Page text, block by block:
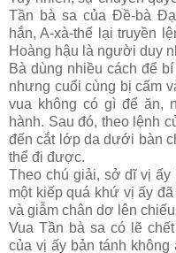
Tần bà sa của Ðề-bà
hắn, A-xà-thế lại truyền
Hoàng hậu là người duy
Bà dùng nhiều cách để
nhưng cuối cùng bị cấm
vua không có gì để ăn,
hành. Sau đó, theo lệnh
đến cắt lớp da dưới bàn
thể đi được.
Theo chú giải, sở dĩ vị
một kiếp quá khứ vị ấy
và giẫm chân dơ lên
Vua Tần bà sa có lẽ
của vị ấy bản tánh